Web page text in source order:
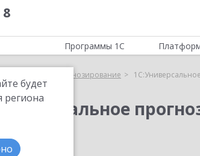
будет
региона
Программы 1С
прогнозирование